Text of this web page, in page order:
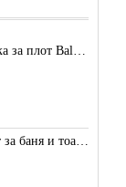
Кафява тънкостенна мивка за плот Balance, цвят - карамел
Кафява мивка върху плот за баня и тоалетна Decente, цвят - карамел